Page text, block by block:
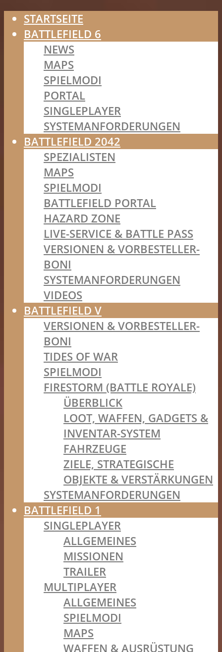
STARTSEITE
BATTLEFIELD 6
NEWS
MAPS
SPIELMODI
PORTAL
SINGLEPLAYER
SYSTEMANFORDERUNGEN
BATTLEFIELD 2042
SPEZIALISTEN
MAPS
SPIELMODI
BATTLEFIELD PORTAL
HAZARD ZONE
LIVE-SERVICE & BATTLE PASS
VERSIONEN & VORBESTELLER-
BONI
SYSTEMANFORDERUNGEN
VIDEOS
BATTLEFIELD V
VERSIONEN & VORBESTELLER-
BONI
TIDES OF WAR
SPIELMODI
FIRESTORM (BATTLE ROYALE)
ÜBERBLICK
LOOT, WAFFEN, GADGETS &
INVENTAR-SYSTEM
FAHRZEUGE
ZIELE, STRATEGISCHE
OBJEKTE & VERSTÄRKUNGEN
SYSTEMANFORDERUNGEN
BATTLEFIELD 1
SINGLEPLAYER
ALLGEMEINES
MISSIONEN
TRAILER
MULTIPLAYER
ALLGEMEINES
SPIELMODI
MAPS
WAFFEN & AUSRÜSTUNG